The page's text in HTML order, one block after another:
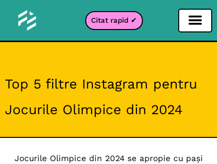
Citat rapid ✔
Top 5 filtre Instagram pentru
Jocurile Olimpice din 2024
Jocurile Olimpice din 2024 se apropie cu pași